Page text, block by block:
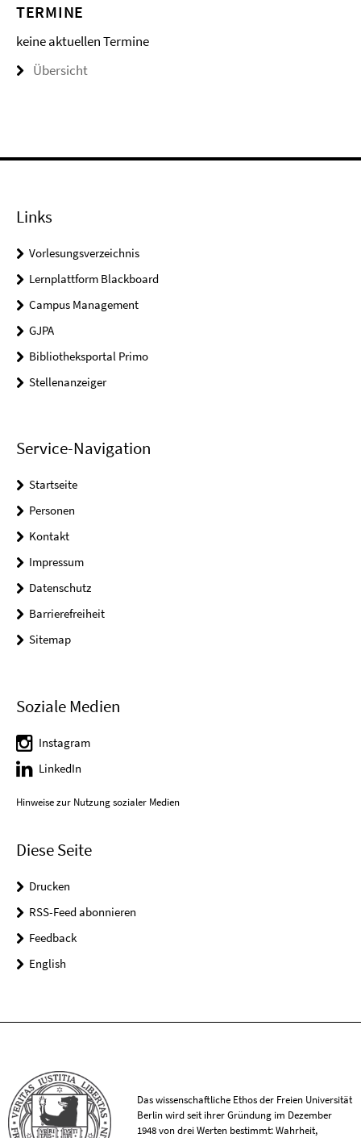
TERMINE
keine aktuellen Termine
Übersicht
Links
Vorlesungsverzeichnis
Lernplattform Blackboard
Campus Management
GJPA
Bibliotheksportal Primo
Stellenanzeiger
Service-Navigation
Startseite
Personen
Kontakt
Impressum
Datenschutz
Barrierefreiheit
Sitemap
Soziale Medien
Instagram
LinkedIn
Hinweise zur Nutzung sozialer Medien
Diese Seite
Drucken
RSS-Feed abonnieren
Feedback
English
Das wissenschaftliche Ethos der Freien Universität
Berlin wird seit ihrer Gründung im Dezember
1948 von drei Werten bestimmt: Wahrheit,